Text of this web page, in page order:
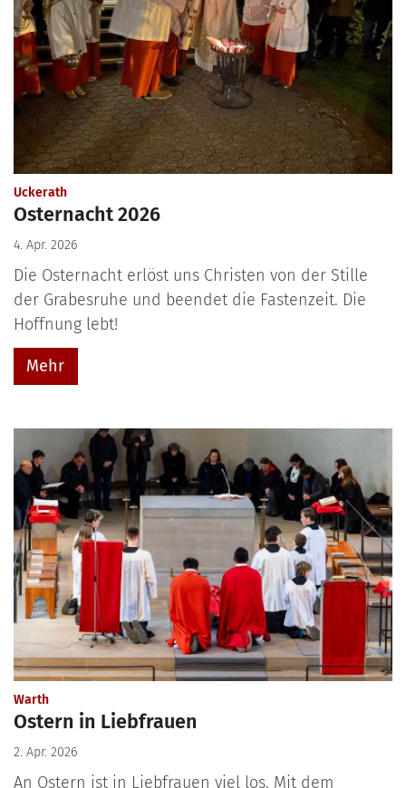
Uckerath:
Osternacht 2026
4. Apr. 2026
Die Osternacht erlöst uns Christen von der Stille
der Grabesruhe und beendet die Fastenzeit. Die
Hoffnung lebt!
Mehr
Warth:
Ostern in Liebfrauen
2. Apr. 2026
An Ostern ist in Liebfrauen viel los. Mit dem